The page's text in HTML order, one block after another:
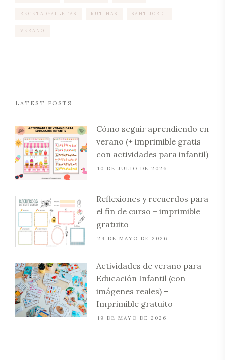
RECETA GALLETAS RUTINAS SANT JORDI
VERANO
LATEST POSTS
Cómo seguir aprendiendo en
verano (+ imprimible gratis
con actividades para infantil)
10 DE JULIO DE 2026
Reflexiones y recuerdos para
el fin de curso + imprimible
gratuito
29 DE MAYO DE 2026
Actividades de verano para
Educación Infantil (con
imágenes reales) –
Imprimible gratuito
19 DE MAYO DE 2026